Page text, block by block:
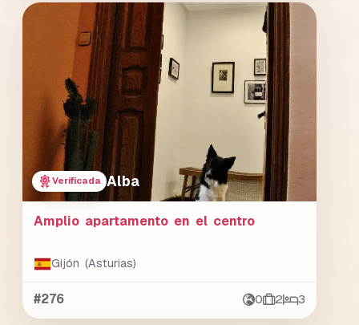
Verificada Alba
Amplio apartamento en el centro
Gijón (Asturias)
#276 0 2 3